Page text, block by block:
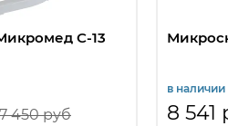
С-13
7 450 руб
в наличии
8 541